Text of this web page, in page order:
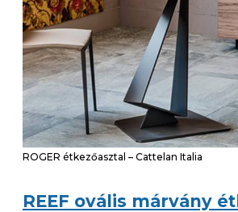
ROGER étkezőasztal – Cattelan Italia
REEF ovális márvány